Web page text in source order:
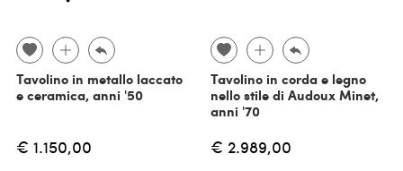
Tavolino in metallo laccato
e ceramica, anni '50
€ 1.150,00
Tavolino in corda e legno
nello stile di Audoux Minet,
anni '70
€ 2.989,00